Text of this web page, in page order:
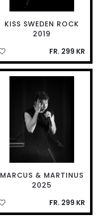
KISS SWEDEN ROCK
2019
FR. 299 KR
MARCUS & MARTINUS
2025
FR. 299 KR